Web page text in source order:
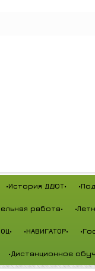
•История ДДЮТ•
работа•
•НАВИГАТОР•
•Дистанционное